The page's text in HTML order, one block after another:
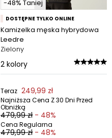
-48% Taniej
DOSTĘPNE TYLKO ONLINE
Kamizelka męska hybrydowa
Leedre
Zielony
2 kolory
Teraz 249,99 zł
Najniższa Cena Z 30 Dni Przed
Obniżką
479,99 zł - 48%
Cena Regularna
479,99 zł - 48%